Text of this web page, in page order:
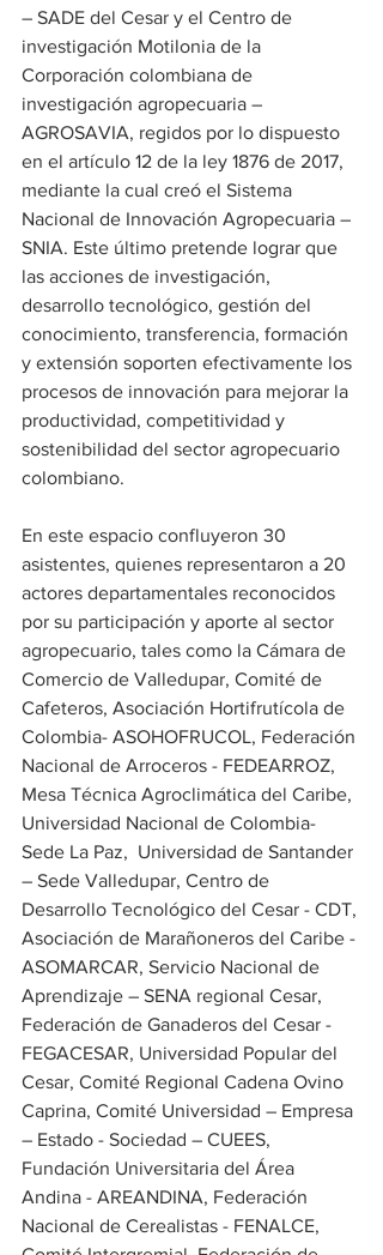
– SADE del Cesar y el Centro de
investigación Motilonia de la
Corporación colombiana de
investigación agropecuaria –
AGROSAVIA, regidos por lo dispuesto
en el artículo 12 de la ley 1876 de 2017,
mediante la cual creó el Sistema
Nacional de Innovación Agropecuaria –
SNIA. Este último pretende lograr que
las acciones de investigación,
desarrollo tecnológico, gestión del
conocimiento, transferencia, formación
y extensión soporten efectivamente los
procesos de innovación para mejorar la
productividad, competitividad y
sostenibilidad del sector agropecuario
colombiano.
En este espacio confluyeron 30
asistentes, quienes representaron a 20
actores departamentales reconocidos
por su participación y aporte al sector
agropecuario, tales como la Cámara de
Comercio de Valledupar, Comité de
Cafeteros, Asociación Hortifrutícola de
Colombia- ASOHOFRUCOL, Federación
Nacional de Arroceros - FEDEARROZ,
Mesa Técnica Agroclimática del Caribe,
Universidad Nacional de Colombia-
Sede La Paz,  Universidad de Santander
– Sede Valledupar, Centro de
Desarrollo Tecnológico del Cesar - CDT,
Asociación de Marañoneros del Caribe -
ASOMARCAR, Servicio Nacional de
Aprendizaje – SENA regional Cesar,
Federación de Ganaderos del Cesar -
FEGACESAR, Universidad Popular del
Cesar, Comité Regional Cadena Ovino
Caprina, Comité Universidad – Empresa
– Estado - Sociedad – CUEES,
Fundación Universitaria del Área
Andina - AREANDINA, Federación
Nacional de Cerealistas - FENALCE,